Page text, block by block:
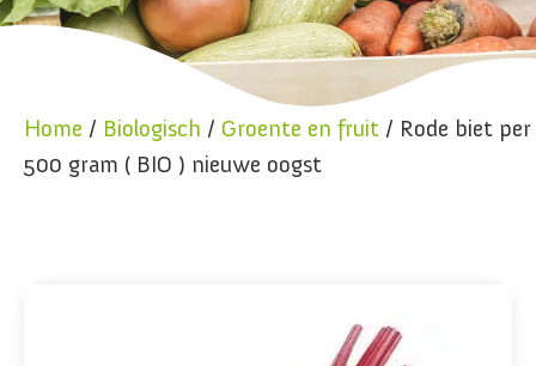
Home / Biologisch / Groente en fruit / Rode biet per
500 gram ( BIO ) nieuwe oogst